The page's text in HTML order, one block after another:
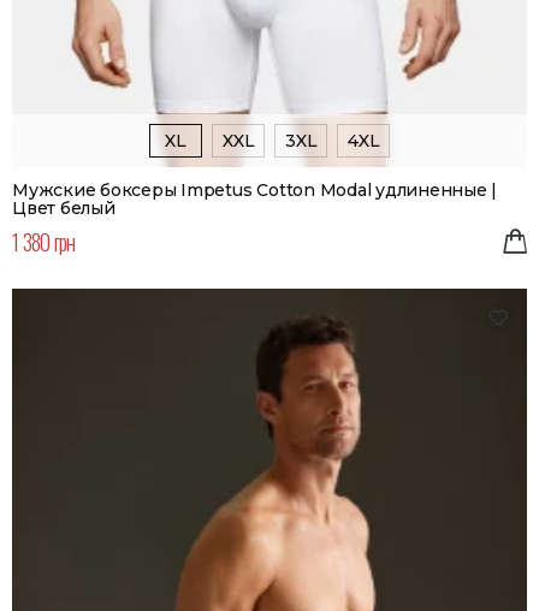
XL XXL 3XL 4XL
Мужские боксеры Impetus Cotton Modal удлиненные |
Цвет белый
1 380 грн